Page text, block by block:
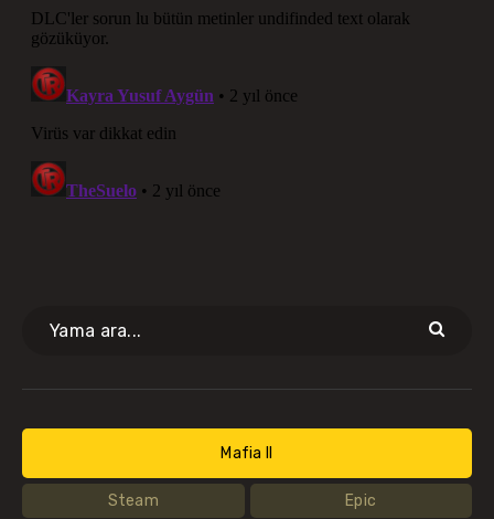
Mafia II
Steam Epic